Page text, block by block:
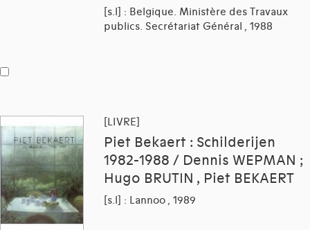
[s.l] : Belgique. Ministère des Travaux
publics. Secrétariat Général , 1988
[LIVRE]
Piet Bekaert : Schilderijen
1982-1988 / Dennis WEPMAN ;
Hugo BRUTIN , Piet BEKAERT
[s.l] : Lannoo , 1989